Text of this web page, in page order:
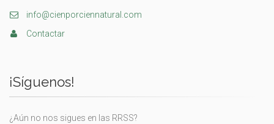
info@cienporciennatural.com
Contactar
¡Síguenos!
¿Aún no nos sigues en las RRSS?